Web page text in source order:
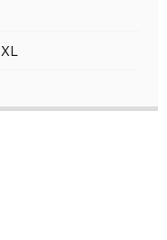
XL